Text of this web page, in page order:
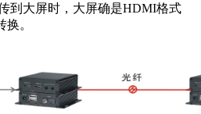
到大屏时，大屏确是HDMI格式
。